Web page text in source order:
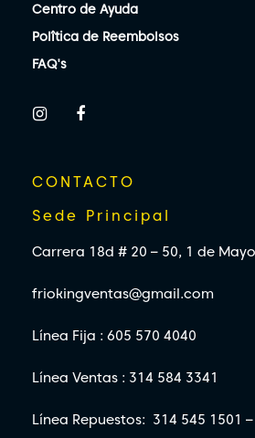
Centro de Ayuda
Polîtica de Reembolsos
FAQ's
CONTACTO
Sede Principal
Carrera 18d # 20 – 50, 1 de Mayo
friokingventas@gmail.com
Línea Fija : 605 570 4040
Línea Ventas : 314 584 3341
Línea Repuestos: 314 545 1501